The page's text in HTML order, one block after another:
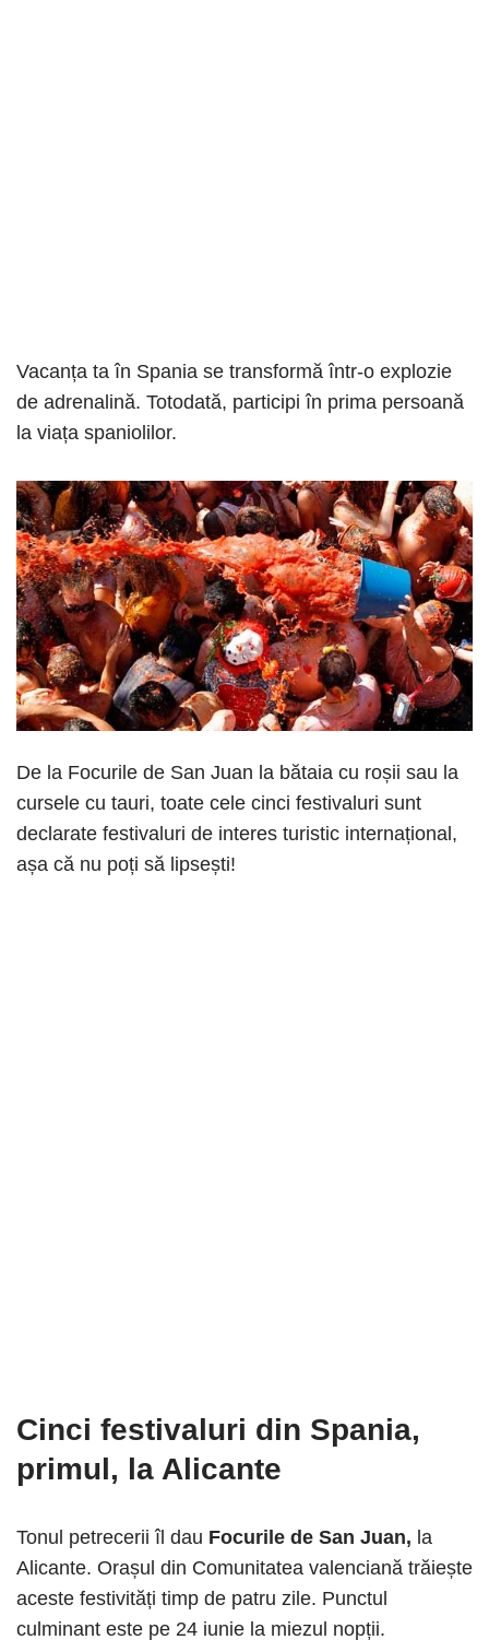
Vacanța ta în Spania se transformă într-o explozie
de adrenalină. Totodată, participi în prima persoană
la viața spaniolilor.
De la Focurile de San Juan la bătaia cu roșii sau la
cursele cu tauri, toate cele cinci festivaluri sunt
declarate festivaluri de interes turistic internațional,
așa că nu poți să lipsești!
Cinci festivaluri din Spania,
primul, la Alicante
Tonul petrecerii îl dau Focurile de San Juan, la
Alicante. Orașul din Comunitatea valenciană trăiește
aceste festivități timp de patru zile. Punctul
culminant este pe 24 iunie la miezul nopții.